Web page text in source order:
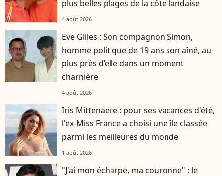
plus belles plages de la côte landaise
4 août 2026
Eve Gilles : Son compagnon Simon,
homme politique de 19 ans son aîné, au
plus près d’elle dans un moment
charnière
4 août 2026
Iris Mittenaere : pour ses vacances d'été,
l'ex-Miss France a choisi une île classée
parmi les meilleures du monde
1 août 2026
"J'ai mon écharpe, ma couronne" : le